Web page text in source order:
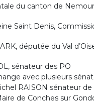
du canton de
Saint Denis,
députée du Val
sénateur des PO
avec plusieurs
RAISON sénateur de
de Conches sur